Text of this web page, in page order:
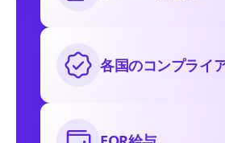
各国のコンプライ